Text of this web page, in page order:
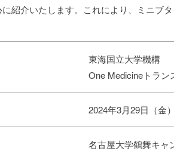
紹介いたします。これにより、ミニブ
東海国立大学機構
One Medicineトラン
2024年3月29日（金
名古屋大学鶴舞キャ